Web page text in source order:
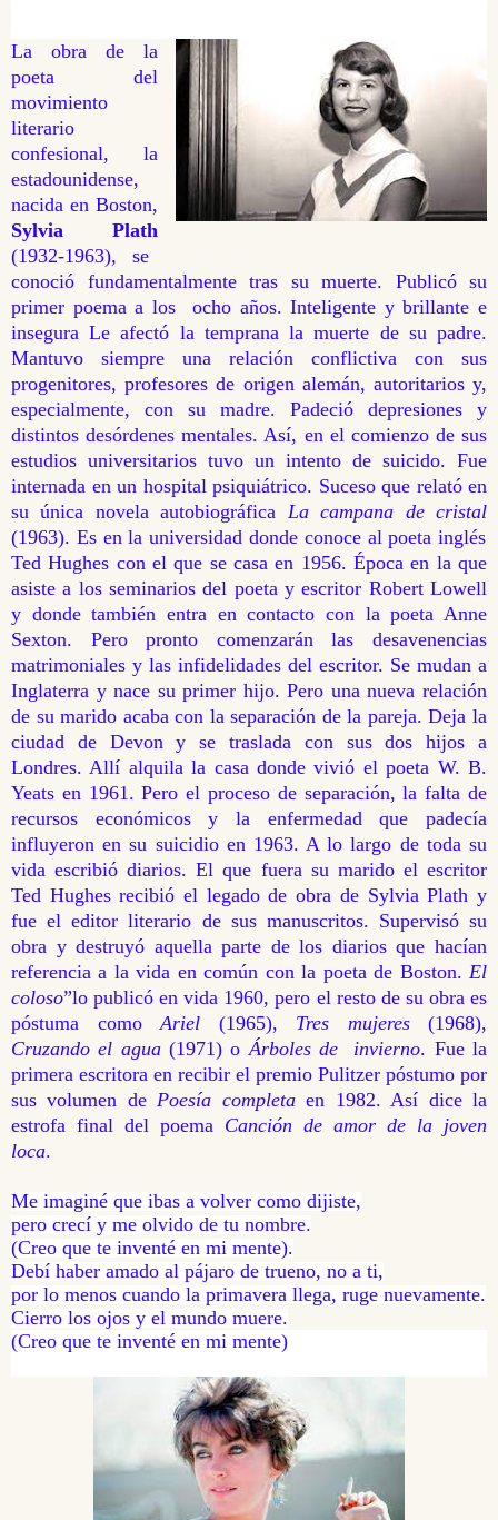
La obra de la
poeta del
movimiento
literario
confesional, la
estadounidense,
nacida en Boston,
Sylvia Plath
(1932-1963), se
conoció fundamentalmente tras su muerte. Publicó su
primer poema a los ocho años. Inteligente y brillante e
insegura Le afectó la temprana la muerte de su padre.
Mantuvo siempre una relación conflictiva con sus
progenitores, profesores de origen alemán, autoritarios y,
especialmente, con su madre. Padeció depresiones y
distintos desórdenes mentales. Así, en el comienzo de sus
estudios universitarios tuvo un intento de suicido. Fue
internada en un hospital psiquiátrico. Suceso que relató en
su única novela autobiográfica La campana de cristal
(1963). Es en la universidad donde conoce al poeta inglés
Ted Hughes con el que se casa en 1956. Época en la que
asiste a los seminarios del poeta y escritor Robert Lowell
y donde también entra en contacto con la poeta Anne
Sexton. Pero pronto comenzarán las desavenencias
matrimoniales y las infidelidades del escritor. Se mudan a
Inglaterra y nace su primer hijo. Pero una nueva relación
de su marido acaba con la separación de la pareja. Deja la
ciudad de Devon y se traslada con sus dos hijos a
Londres. Allí alquila la casa donde vivió el poeta W. B.
Yeats en 1961. Pero el proceso de separación, la falta de
recursos económicos y la enfermedad que padecía
influyeron en su suicidio en 1963. A lo largo de toda su
vida escribió diarios. El que fuera su marido el escritor
Ted Hughes recibió el legado de obra de Sylvia Plath y
fue el editor literario de sus manuscritos. Supervisó su
obra y destruyó aquella parte de los diarios que hacían
referencia a la vida en común con la poeta de Boston. El
coloso”lo publicó en vida 1960, pero el resto de su obra es
póstuma como Ariel (1965), Tres mujeres(1968),
Cruzando el agua(1971) o Árboles de invierno. Fue la
primera escritora en recibir el premio Pulitzer póstumo por
sus volumen de Poesía completaen 1982. Así dice la
estrofa final del poema Canción de amor de la joven
loca.
Me imaginé que ibas a volver como dijiste,
pero crecí y me olvido de tu nombre.
(Creo que te inventé en mi mente).
Debí haber amado al pájaro de trueno, no a ti,
por lo menos cuando la primavera llega, ruge nuevamente.
Cierro los ojos y el mundo muere.
(Creo que te inventé en mi mente)